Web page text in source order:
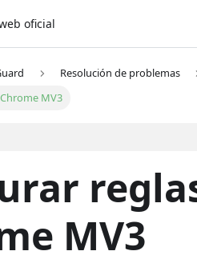
oficial
Resolución de problemas
MV3
MV3